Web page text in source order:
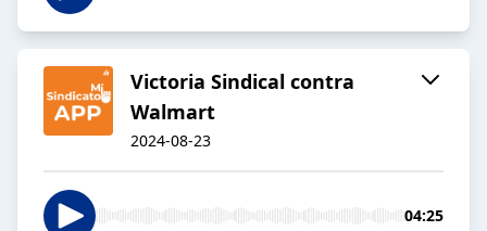
Victoria Sindical contra
Walmart
2024-08-23
04:25